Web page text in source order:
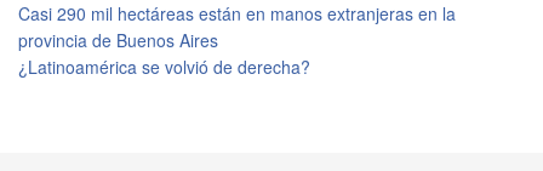
Casi 290 mil hectáreas están en manos extranjeras en la
provincia de Buenos Aires
¿Latinoamérica se volvió de derecha?